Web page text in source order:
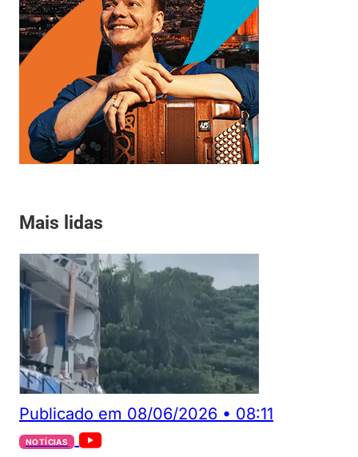
Mais lidas
Publicado em 08/06/2026 • 08:11
NOTÍCIAS